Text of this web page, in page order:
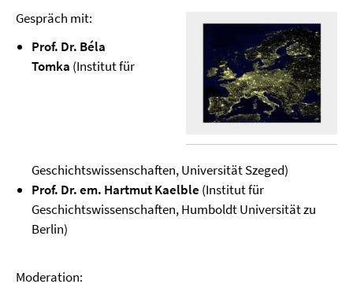
Gespräch mit:
Prof. Dr. Béla
Tomka (Institut für
Geschichtswissenschaften, Universität Szeged)
Prof. Dr. em. Hartmut Kaelble (Institut für
Geschichtswissenschaften, Humboldt Universität zu
Berlin)
Moderation: